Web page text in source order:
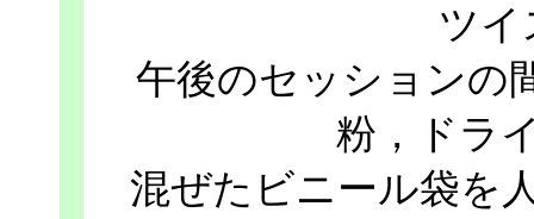
ツイ
午後のセッションの
粉，ドラ
混ぜたビニール袋を